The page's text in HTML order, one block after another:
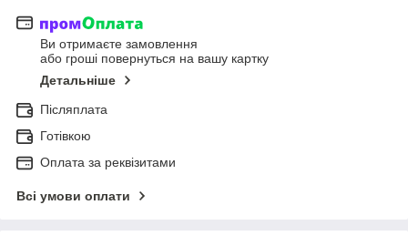
Ви отримаєте замовлення
або гроші повернуться на вашу картку
Детальніше
Післяплата
Готівкою
Оплата за реквізитами
Всі умови оплати